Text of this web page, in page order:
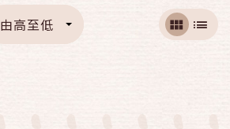
由高至低